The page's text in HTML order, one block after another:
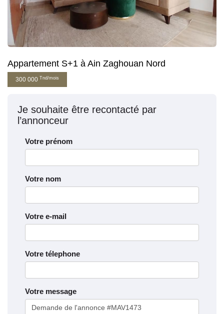
Appartement S+1 à Ain Zaghouan Nord
300 000 Tnd/mois
Je souhaite être recontacté par
l’annonceur
Votre prénom
Votre nom
Votre e-mail
Votre télephone
Votre message